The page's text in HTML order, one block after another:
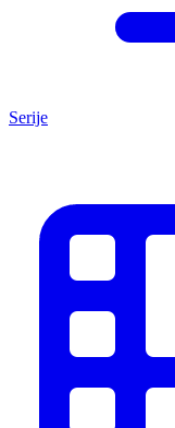
Serije